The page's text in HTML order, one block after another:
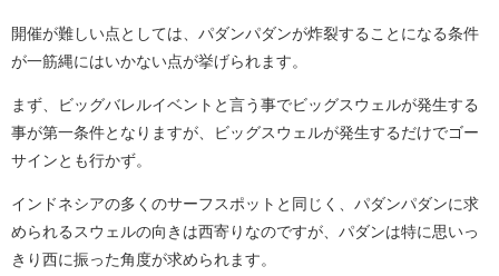
開催が難しい点としては、パダンパダンが炸裂することになる条件
が一筋縄にはいかない点が挙げられます。
まず、ビッグバレルイベントと言う事でビッグスウェルが発生する
事が第一条件となりますが、ビッグスウェルが発生するだけでゴー
サインとも行かず。
インドネシアの多くのサーフスポットと同じく、パダンパダンに求
められるスウェルの向きは西寄りなのですが、パダンは特に思いっ
きり西に振った角度が求められます。